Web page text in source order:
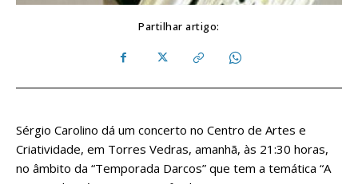
Partilhar artigo:
Sérgio Carolino dá um concerto no Centro de Artes e
Criatividade, em Torres Vedras, amanhã, às 21:30 horas,
no âmbito da “Temporada Darcos” que tem a temática “A